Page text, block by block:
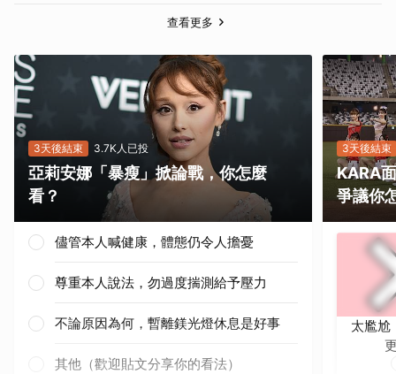
查看更多
3天後結束 3.7K人已投
亞莉安娜「暴瘦」掀論戰，你怎麼
看？
儘管本人喊健康，體態仍令人擔憂
尊重本人說法，勿過度揣測給予壓力
不論原因為何，暫離鎂光燈休息是好事
其他（歡迎貼文分享你的看法）
3天後結束
KARA
爭議你
太尷尬